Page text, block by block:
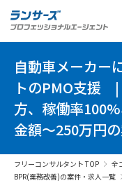
自動車メーカー
トのPMO支援
方、稼働率
金額～250万円
フリーコンサルタント TOP
全
BPR(業務改善)の案件・求人一覧